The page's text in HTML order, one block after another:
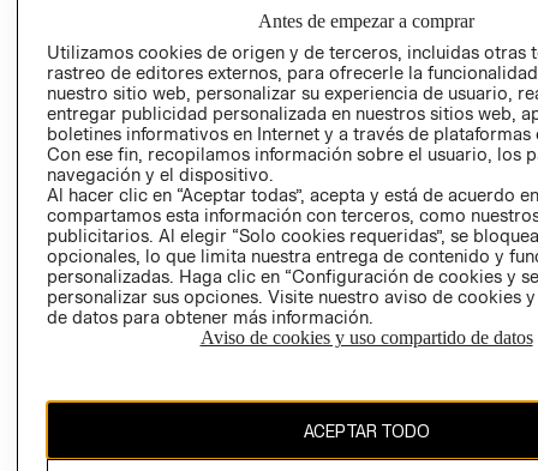
PROGRAMA DE
Y ÉTICA (INGLÉS)
COMERCIO - SIC
PETICIONES
QUEJAS Y
RECLAMOS
Colombia ($)
CAMBIAR REGIÓN
El contenido de esta página web está protegido por copyright y es
Antes de empezar a comprar
Utilizamos cookies de origen y de terceros, incluidas otras
rastreo de editores externos, para ofrecerle la
nuestro sitio web, personalizar su experiencia de usuario,
entregar publicidad personalizada en nuestros sitios web,
boletines informativos en Internet y a través de plataformas
Con ese fin, recopilamos información sobre el usuario, los
navegación y el dispositivo.
Al hacer clic en “Aceptar todas”, acepta y está de acuerdo
compartamos esta información con terceros, como
publicitarios. Al elegir “Solo cookies requeridas”, se
opcionales, lo que limita nuestra entrega de contenido y
personalizadas. Haga clic en “Configuración de cookies y
personalizar sus opciones. Visite nuestro aviso de cookies
de datos para obtener más información.
Aviso de cookies y uso compartido de datos
ACEPTAR TODO